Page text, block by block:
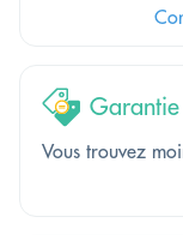
Vous trouvez